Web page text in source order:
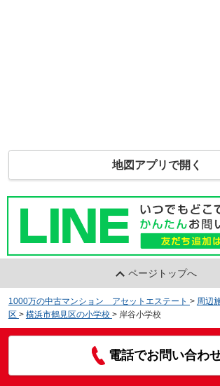
地図アプリで開く
ページトップへ
1000万の中古マンション アセットエステート > 周辺
区 > 横浜市鶴見区の小学校 > 岸谷小学校
電話でお問い合わ